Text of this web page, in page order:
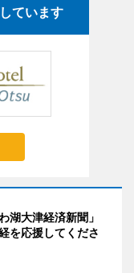
ています
湖大津経済新聞」
を応援してくださ